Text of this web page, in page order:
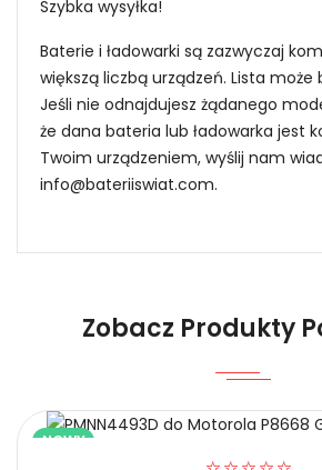
Szybka wysyłka!
Baterie i ładowarki są zazwyczaj
większą liczbą urządzeń. Lista może
Jeśli nie odnajdujesz żądanego
że dana bateria lub ładowarka jest
Twoim urządzeniem, wyślij nam
info@bateriiswiat.com.
1.Model urządzenia
Zobacz Produkty
NOWY